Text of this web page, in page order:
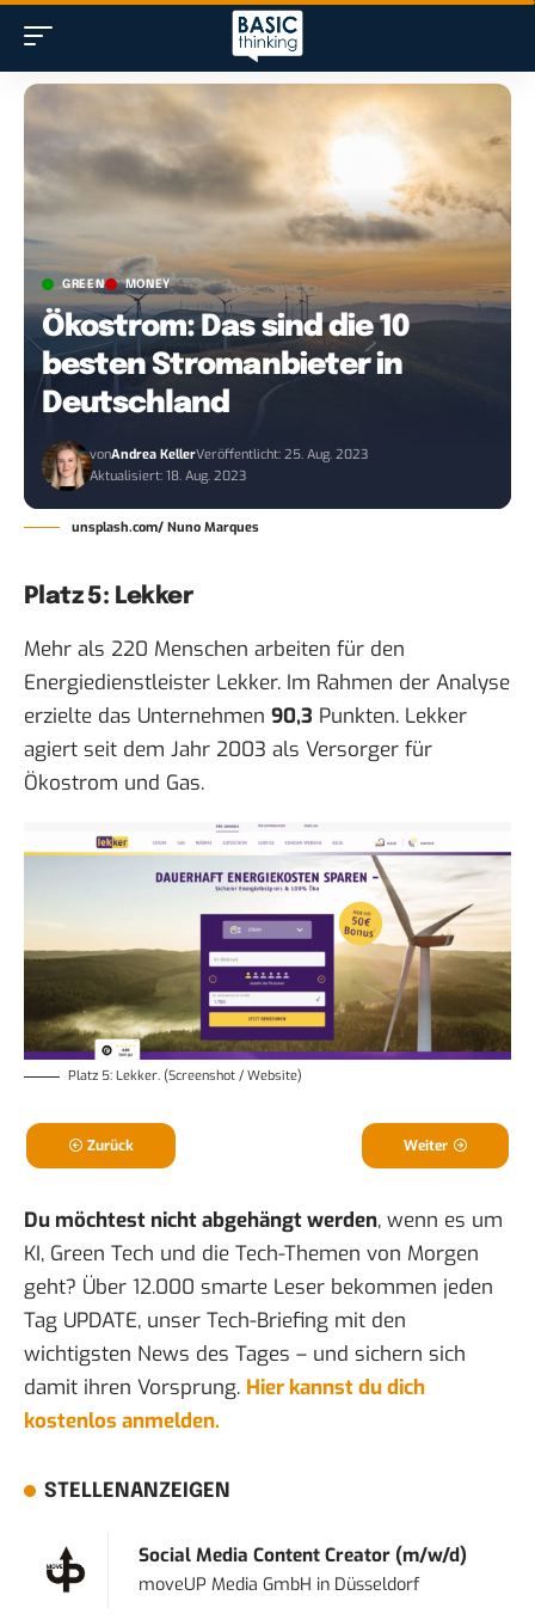
GREEN MONEY
Ökostrom: Das sind die 10
besten Stromanbieter in
Deutschland
vonAndrea KellerVeröffentlicht: 25. Aug. 2023
Aktualisiert: 18. Aug. 2023
unsplash.com/ Nuno Marques
Platz 5: Lekker
Mehr als 220 Menschen arbeiten für den
Energiedienstleister Lekker. Im Rahmen der Analyse
erzielte das Unternehmen 90,3 Punkten. Lekker
agiert seit dem Jahr 2003 als Versorger für
Ökostrom und Gas.
Platz 5: Lekker. (Screenshot / Website)
Zurück Weiter
Du möchtest nicht abgehängt werden, wenn es um
KI, Green Tech und die Tech-Themen von Morgen
geht? Über 12.000 smarte Leser bekommen jeden
Tag UPDATE, unser Tech-Briefing mit den
wichtigsten News des Tages – und sichern sich
damit ihren Vorsprung. Hier kannst du dich
kostenlos anmelden.
STELLENANZEIGEN
Social Media Content Creator (m/w/d)
moveUP Media GmbH in Düsseldorf